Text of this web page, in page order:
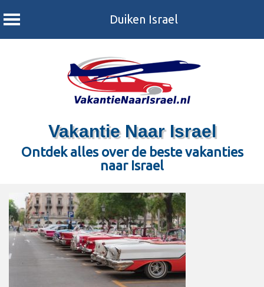
Duiken Israel
Vakantie Naar Israel
Ontdek alles over de beste vakanties
naar Israel